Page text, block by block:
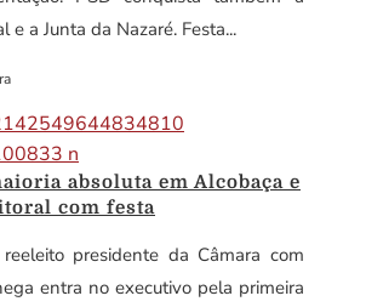
e a Junta da Nazaré. Festa...
absoluta em Alcobaça e
com festa
presidente da Câmara com
entra no executivo pela primeira